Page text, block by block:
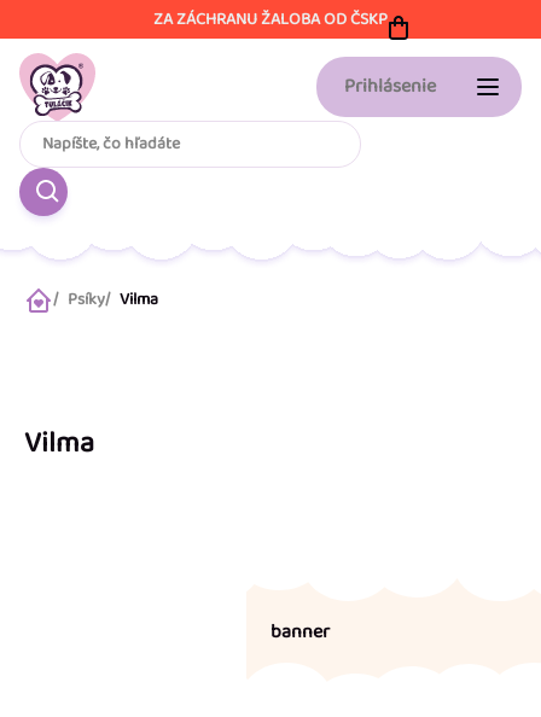
na
obsah
ZA ZÁCHRANU ŽALOBA OD ČSKP
Prihlásenie
DomovPsíky Vilma
Vilma
banner